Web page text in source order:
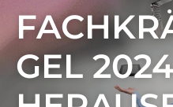
GEL